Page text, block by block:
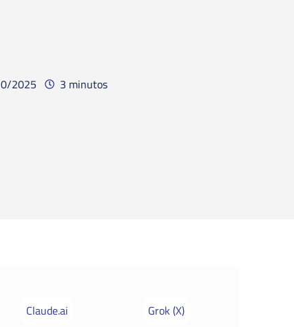
2025 3 minutos
Claude.ai Grok (X)